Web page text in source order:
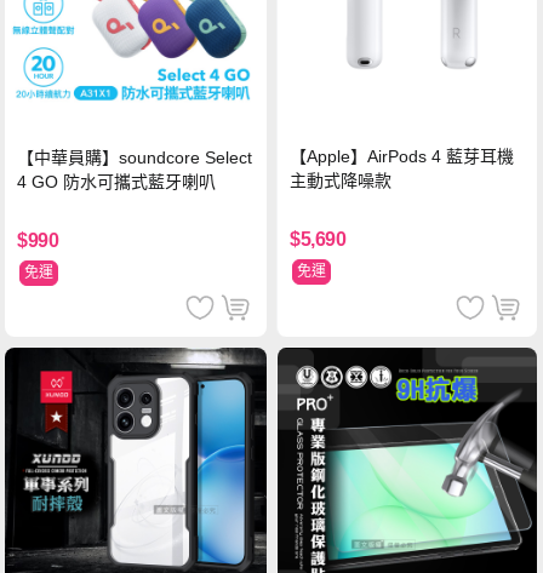
【中華員購】soundcore Select
4 GO 防水可攜式藍牙喇叭
$990
免運
【Apple】AirPods 4 藍芽耳機
主動式降噪款
$5,690
免運